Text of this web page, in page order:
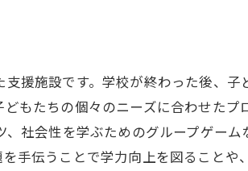
援施設です。学校が終わった後、
もたちの個々のニーズに合わせた
社会性を学ぶためのグループゲー
手伝うことで学力向上を図ること